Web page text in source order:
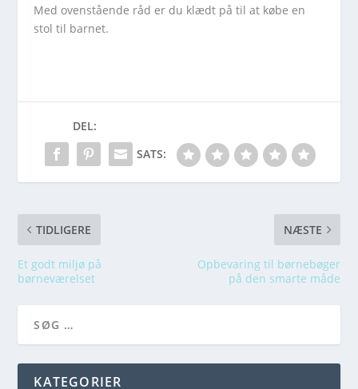
Med ovenstående råd er du klædt på til at købe en
stol til barnet.
DEL:
SATS:
TIDLIGERE
Et godt miljø på
børneværelset
NÆSTE
Opbevaring til børnebøger
på den smarte måde
KATEGORIER